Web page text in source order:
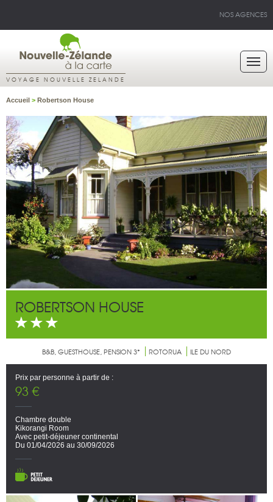
NOS AGENCES
VOYAGE NOUVELLE ZELANDE
Accueil > Robertson House
ROBERTSON HOUSE
B&B, GUESTHOUSE, PENSION 3* ROTORUA ILE DU NORD
Prix par personne à partir de :
93 €
Chambre double
Kikorangi Room
Avec petit-déjeuner continental
Du 01/04/2026 au 30/09/2026